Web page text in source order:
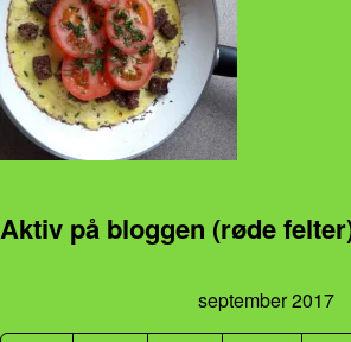
Aktiv på bloggen (røde
september 2017